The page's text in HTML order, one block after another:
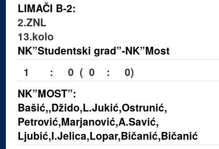
LIMAČI B-2:
2.ZNL
13.kolo
NK”Studentski grad”-NK”Most
1 : 0 ( 0 : 0)
NK”MOST”:
Bašić,,Džido,L.Jukić,Ostrunić,
Petrović,Marjanović,A.Savić,
Ljubić,I.Jelica,Lopar,Bičanić,Bičanić